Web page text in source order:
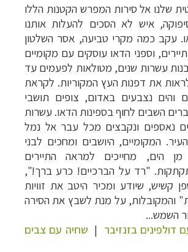
שלנו אל סירות המפרש הקטנות הללו
איש לא הסכים להעלות אותנו
עקב כמה מקרי טביעה, אסר השלטון
וספני הדאו עוסקים עם מקומיים
עשרות שנים, מטולאות לפעמים עד
את דפנות העץ המקוריות. לקראת
והים נצבעים באדום, צופים תושבי
השבים לחוף בספינות הדאו. עשרות
נאספים ונקבצים מכל עבר אל נמל
המקומיים, היושבים ומחכים לבני
מן הים, מחייכים למראה התיירים
"רד על הברכיים! כרע ברך!",
קשיש, שיודע ומכיר היטב את זוויות
והמקובלות, על מנת לשבץ את הסירה
השמש...
דולפינים בזנזיבר | שחיה עם צבים
צלילה ביעדים אקזוטיים
לחצו לרשימת יעדים »
טיולי אקטיב - אופניים, שייט והליכה
לחצו לרשימת
טיול עצמאי לדרום אמריקה
לחצו לרשימת ההצעות »